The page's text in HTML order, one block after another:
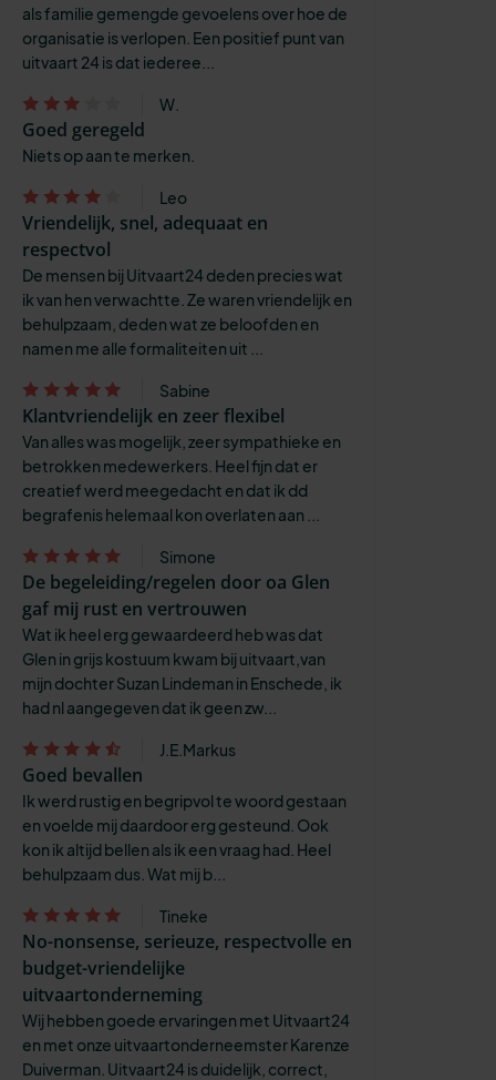
als familie gemengde gevoelens over hoe de
organisatie is verlopen. Een positief punt van
uitvaart 24 is dat iederee...
W.
Goed geregeld
Niets op aan te merken.
Leo
Vriendelijk, snel, adequaat en
respectvol
De mensen bij Uitvaart24 deden precies wat
ik van hen verwachtte. Ze waren vriendelijk en
behulpzaam, deden wat ze beloofden en
namen me alle formaliteiten uit ...
Sabine
Klantvriendelijk en zeer flexibel
Van alles was mogelijk, zeer sympathieke en
betrokken medewerkers. Heel fijn dat er
creatief werd meegedacht en dat ik dd
begrafenis helemaal kon overlaten aan ...
Simone
De begeleiding/regelen door oa Glen
gaf mij rust en vertrouwen
Wat ik heel erg gewaardeerd heb was dat
Glen in grijs kostuum kwam bij uitvaart,van
mijn dochter Suzan Lindeman in Enschede, ik
had nl aangegeven dat ik geen zw...
J.E.Markus
Goed bevallen
Ik werd rustig en begripvol te woord gestaan
en voelde mij daardoor erg gesteund. Ook
kon ik altijd bellen als ik een vraag had. Heel
behulpzaam dus. Wat mij b...
Tineke
No-nonsense, serieuze, respectvolle en
budget-vriendelijke
uitvaartonderneming
Wij hebben goede ervaringen met Uitvaart24
en met onze uitvaartonderneemster Karenze
Duiverman. Uitvaart24 is duidelijk, correct,